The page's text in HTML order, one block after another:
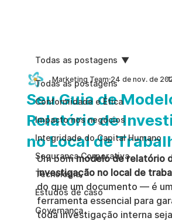
Todas as postagens
Conformidade e Ética
Impacto nos negócios
Integridade do Capital Humano
Segurança Corporativa
Tecnologia
Estudos de caso
Governança
Todas as postagens
Seu Guia de
Relatório de
no Local de
Marketing Team 24 de nov. de
Um bom modelo de relatório
investigação no local de
do que um documento — é
ferramenta essencial para
toda investigação interna